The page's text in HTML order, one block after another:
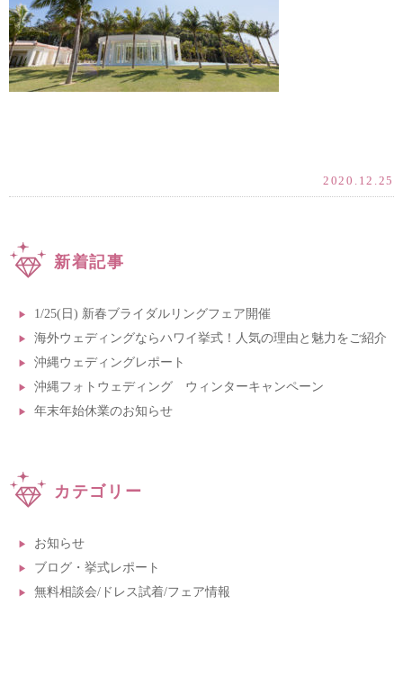
2020.12.25
新着記事
1/25(日) 新春ブライダルリングフェア開催
海外ウェディングならハワイ挙式！人気の理由と魅力をご紹介
沖縄ウェディングレポート
沖縄フォトウェディング ウィンターキャンペーン
年末年始休業のお知らせ
カテゴリー
お知らせ
ブログ・挙式レポート
無料相談会/ドレス試着/フェア情報